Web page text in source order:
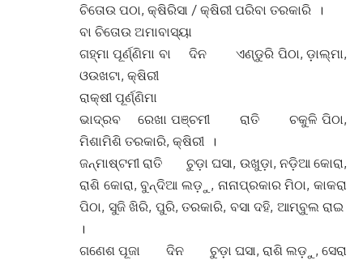
ଚିତୋଉ ପଠା, କ୍ଷିରିସା / କ୍ଷିରୀ ପରିବା ତରକାରି ।
ବା ଚିତୋଉ ଅମାବାସ୍ୟା
ଗହ୍ମା ପୂର୍ଣ୍ଣିମା ବା ଦିନ ଏଣ୍ଡୁରି ପିଠା, ଡ଼ାଲ୍ମା,
ଓଉଖଟା, କ୍ଷିରୀ
ରାକ୍ଷୀ ପୂର୍ଣ୍ଣିମା
ଭାଦ୍ରବ ରେଖା ପଞ୍ଚମୀ ରାତି ଚକୁଳି ପିଠା,
ମିଶାମିଶି ତରକାରି, କ୍ଷିରୀ ।
ଜନ୍ମାଷ୍ଟମୀ ରାତି ଚୁଡ଼ା ଘସା, ଉଖୁଡ଼ା, ନଡ଼ିଆ କୋରା,
ରାଶି କୋରା, ବୁନ୍ଦିଆ ଲଡ଼ୁ, ନାନାପ୍ରକାର ମିଠା, କାକରା
ପିଠା, ସୁଜି ଖିରି, ପୁରି, ତରକାରି, ବସା ଦହି, ଆମ୍ବୁଲ ରାଇ
।
ଗଣେଶ ପୂଜା ଦିନ ଚୁଡ଼ା ଘସା, ରାଶି ଲଡ଼ୁ, ସେରା